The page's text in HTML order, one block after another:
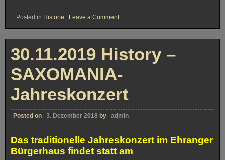
Posted in Historie Leave a Commenton
SAXOMANIA-
Jahreskonzert
30.11.2019 History –
SAXOMANIA-
Jahreskonzert
Posted on 3. Dezember 2018 by admin
Das traditionelle Jahreskonzert im Ehranger
Bürgerhaus findet statt am